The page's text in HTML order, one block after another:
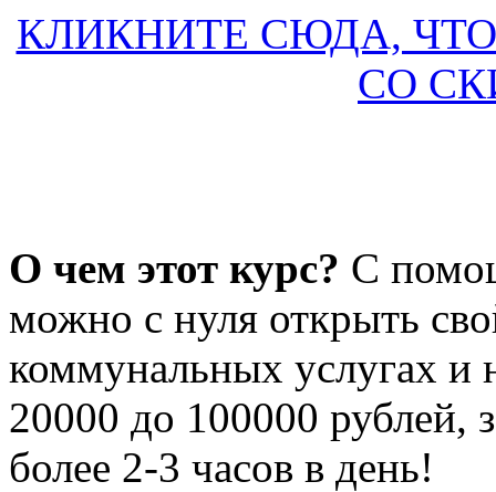
КЛИКНИТЕ СЮДА,
СО
О чем этот курс? С
можно с нуля открыть
коммунальных услугах и
20000 до 100000 рублей,
более 2-3 часов в день!